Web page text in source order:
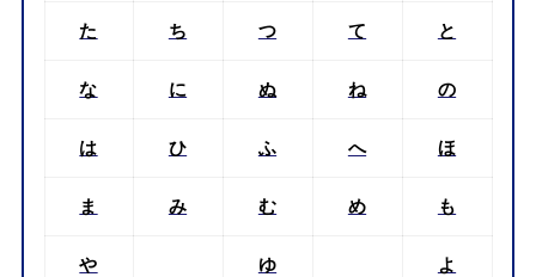
た ち つ て と
な に ぬ ね の
は ひ ふ へ ほ
ま み む め も
や ゆ よ